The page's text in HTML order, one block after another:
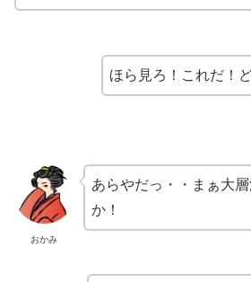
ほら見ろ！これだ！
おかみ
あらやだっ・・まぁ大
か！